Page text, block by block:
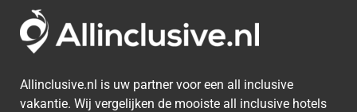
Allinclusive.nl is uw partner voor een all inclusive
vakantie. Wij vergelijken de mooiste all inclusive hotels